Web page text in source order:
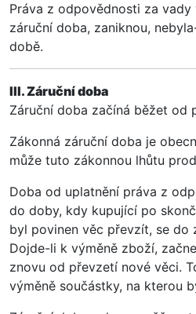
Práva z odpovědnosti za
záruční doba, zaniknou,
době.
III. Záruční doba
Záruční doba začíná běžet od
Zákonná záruční doba je
může tuto zákonnou lhůtu
Doba od uplatnění práva z
do doby, kdy kupující po
byl povinen věc převzít, se do
Dojde-li k výměně zboží,
znovu od převzetí nové věci.
výměně součástky, na kterou